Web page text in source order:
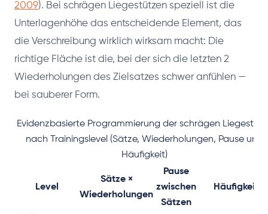
2009). Bei schrägen Liegestützen speziell ist die
Unterlagenhöhe das entscheidende Element, das
die Verschreibung wirklich wirksam macht: Die
richtige Fläche ist die, bei der sich die letzten 2
Wiederholungen des Zielsatzes schwer anfühlen —
bei sauberer Form.
Evidenzbasierte Programmierung der schrägen
nach Trainingslevel (Sätze, Wiederholungen, Pause und
Häufigkeit)
Level
Sätze ×
Wiederholungen
Pause
zwischen
Sätzen
Häufigkeit